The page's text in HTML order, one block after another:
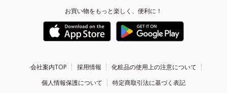
お買い物をもっと楽しく、便利に！
会社案内TOP 採用情報
化粧品の使用上の注意について
個人情報保護について
特定商取引法に基づく表記